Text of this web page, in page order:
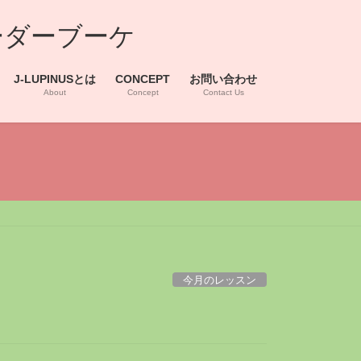
ーブーケ
J-LUPINUSとは
About
CONCEPT
Concept
お問い合わせ
Contact Us
今月のレッスン